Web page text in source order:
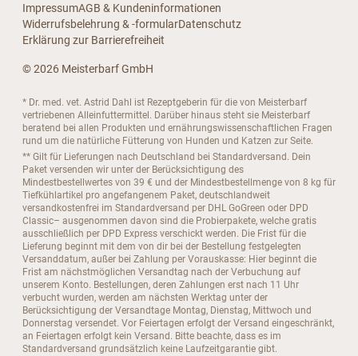
ImpressumAGB & Kundeninformationen
Widerrufsbelehrung & -formularDatenschutz
Erklärung zur Barrierefreiheit
© 2026 Meisterbarf GmbH
* Dr. med. vet. Astrid Dahl ist Rezeptgeberin für die von Meisterbarf
vertriebenen Alleinfuttermittel. Darüber hinaus steht sie Meisterbarf
beratend bei allen Produkten und ernährungswissenschaftlichen Fragen
rund um die natürliche Fütterung von Hunden und Katzen zur Seite.
** Gilt für Lieferungen nach Deutschland bei Standardversand. Dein
Paket versenden wir unter der Berücksichtigung des
Mindestbestellwertes von 39 € und der Mindestbestellmenge von 8 kg für
Tiefkühlartikel pro angefangenem Paket, deutschlandweit
versandkostenfrei im Standardversand per DHL GoGreen oder DPD
Classic– ausgenommen davon sind die Probierpakete, welche gratis
ausschließlich per DPD Express verschickt werden. Die Frist für die
Lieferung beginnt mit dem von dir bei der Bestellung festgelegten
Versanddatum, außer bei Zahlung per Vorauskasse: Hier beginnt die
Frist am nächstmöglichen Versandtag nach der Verbuchung auf
unserem Konto. Bestellungen, deren Zahlungen erst nach 11 Uhr
verbucht wurden, werden am nächsten Werktag unter der
Berücksichtigung der Versandtage Montag, Dienstag, Mittwoch und
Donnerstag versendet. Vor Feiertagen erfolgt der Versand eingeschränkt,
an Feiertagen erfolgt kein Versand. Bitte beachte, dass es im
Standardversand grundsätzlich keine Laufzeitgarantie gibt.